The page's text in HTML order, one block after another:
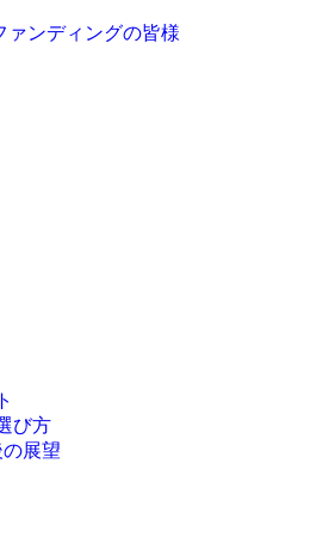
ァンディングの皆様
び方
展望